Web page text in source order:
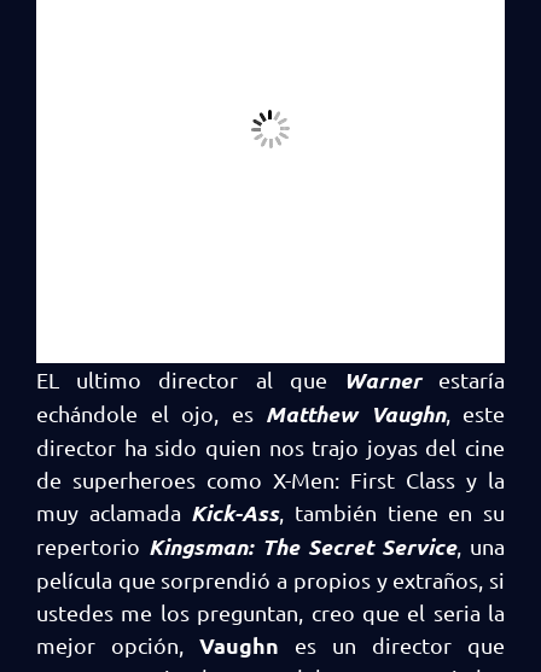
EL ultimo director al que Warnerestaría
echándole el ojo, es Matthew Vaughn, este
director ha sido quien nos trajo joyas del cine
de superheroes como X-Men: First Class y la
muy aclamada Kick-Ass, también tiene en su
repertorio Kingsman: The Secret Service, una
película que sorprendió a propios y extraños, si
ustedes me los preguntan, creo que el seria la
mejor opción, Vaughn es un director que